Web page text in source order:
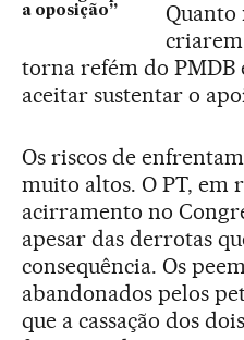
a oposição”
Quanto
torna refém do PMDB
aceitar sustentar o
Os riscos de
muito altos. O PT, em
acirramento no
apesar das derrotas
consequência. Os
abandonados pelos
que a cassação dos